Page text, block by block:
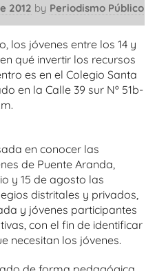
2012 by Periodismo Público
los jóvenes entre los 14 y
qué invertir los recursos
es en el Colegio Santa
en la Calle 39 sur Nº 51b-
en conocer las
de Puente Aranda,
y 15 de agosto las
distritales y privados,
y jóvenes participantes
con el fin de identificar
necesitan los jóvenes.